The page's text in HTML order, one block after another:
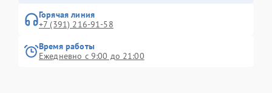
Горячая линия
+7 (391) 216-91-58
Время работы
Ежедневно с 9:00 до 21:00